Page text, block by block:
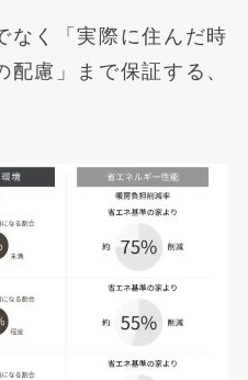
なく「実際に住んだ時
慮」まで保証する、